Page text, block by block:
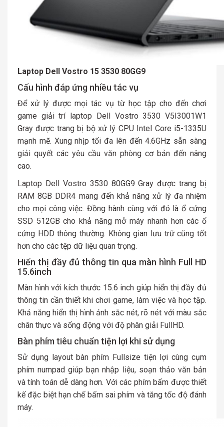
Laptop Dell Vostro 15 3530 80GG9
Cấu hình đáp ứng nhiều tác vụ
Để xử lý được mọi tác vụ từ học tập cho đến chơi
game giải trí laptop Dell Vostro 3530 V5I3001W1
Gray được trang bị bộ xử lý CPU Intel Core i5-1335U
mạnh mẽ. Xung nhịp tối đa lên đến 4.6GHz sẵn sàng
giải quyết các yêu cầu văn phòng cơ bản đến nâng
cao.
Laptop Dell Vostro 3530 80GG9 Gray được trang bị
RAM 8GB DDR4 mang đến khả năng xử lý đa nhiệm
cho mọi công việc. Đồng hành cùng với đó là ổ cứng
SSD 512GB cho khả năng mở máy nhanh hơn các ổ
cứng HDD thông thường. Không gian lưu trữ cũng tốt
hơn cho các tệp dữ liệu quan trọng.
Hiển thị đầy đủ thông tin qua màn hình Full HD
15.6inch
Màn hình với kích thước 15.6 inch giúp hiển thị đầy đủ
thông tin cần thiết khi chơi game, làm việc và học tập.
Khả năng hiển thị hình ảnh sắc nét, rõ nét với màu sắc
chân thực và sống động với độ phân giải FullHD.
Bàn phím tiêu chuẩn tiện lợi khi sử dụng
Sử dụng layout bàn phím Fullsize tiện lợi cùng cụm
phím numpad giúp bạn nhập liệu, soạn thảo văn bản
và tính toán dễ dàng hơn. Với các phím bấm được thiết
kế đặc biệt hạn chế bấm sai phím và tăng tốc độ đánh
máy.